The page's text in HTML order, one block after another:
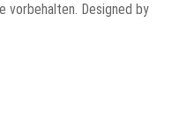
vorbehalten. Designed by